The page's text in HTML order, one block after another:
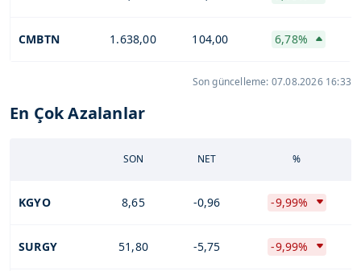
CMBTN 1.638,00 104,00 6,78%
Son güncelleme: 07.08.2026 16:33
En Çok Azalanlar
SON NET %
KGYO 8,65 -0,96 -9,99%
SURGY 51,80 -5,75 -9,99%